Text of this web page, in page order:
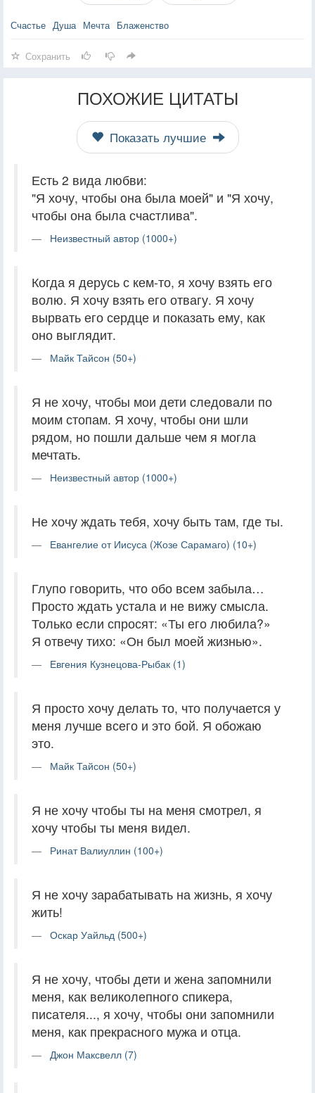
Счастье Душа Мечта Блаженство
Сохранить
ПОХОЖИЕ ЦИТАТЫ
Показать лучшие
Есть 2 вида любви:
"Я хочу, чтобы она была моей" и "Я хочу,
чтобы она была счастлива".
Неизвестный автор (1000+)
Когда я дерусь с кем-то, я хочу взять его
волю. Я хочу взять его отвагу. Я хочу
вырвать его сердце и показать ему, как
оно выглядит.
Майк Тайсон (50+)
Я не хочу, чтобы мои дети следовали по
моим стопам. Я хочу, чтобы они шли
рядом, но пошли дальше чем я могла
мечтать.
Неизвестный автор (1000+)
Не хочу ждать тебя, хочу быть там, где ты.
Евангелие от Иисуса (Жозе Сарамаго) (10+)
Глупо говорить, что обо всем забыла…
Просто ждать устала и не вижу смысла.
Только если спросят: «Ты его любила?»
Я отвечу тихо: «Он был моей жизнью».
Евгения Кузнецова-Рыбак (1)
Я просто хочу делать то, что получается у
меня лучше всего и это бой. Я обожаю
это.
Майк Тайсон (50+)
Я не хочу чтобы ты на меня смотрел, я
хочу чтобы ты меня видел.
Ринат Валиуллин (100+)
Я не хочу зарабатывать на жизнь, я хочу
жить!
Оскар Уайльд (500+)
Я не хочу, чтобы дети и жена запомнили
меня, как великолепного спикера,
писателя..., я хочу, чтобы они запомнили
меня, как прекрасного мужа и отца.
Джон Максвелл (7)